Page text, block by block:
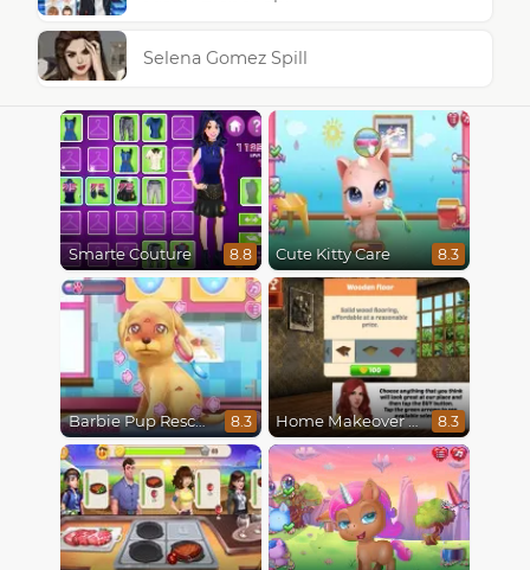
Selena Gomez Spill
Smarte Couture 8.8 Cute Kitty Care 8.3
Barbie Pup Rescue 8.3 Home Makeover Hidden Object 8.3